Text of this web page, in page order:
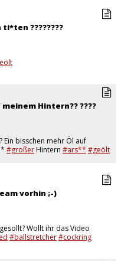
????????
Hintern?? ????
Ein bisschen mehr Öl auf
#großer Hintern #ars** #geölt
vorhin ;-)
Wollt ihr das Video
#ballstretcher#cockring